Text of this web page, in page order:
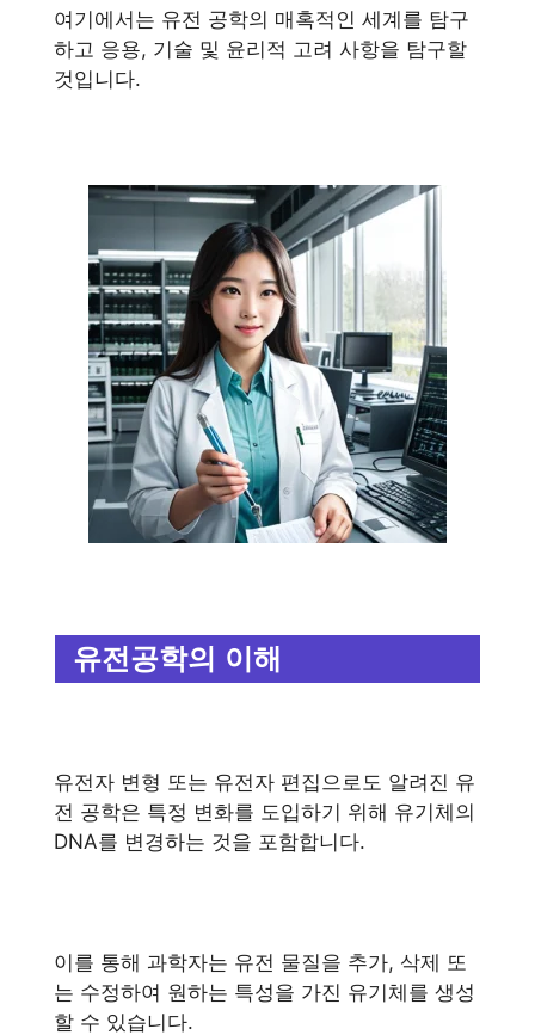
여기에서는 유전 공학의 매혹적인 세계를 탐구
하고 응용, 기술 및 윤리적 고려 사항을 탐구할
것입니다.
유전공학의 이해
유전자 변형 또는 유전자 편집으로도 알려진 유
전 공학은 특정 변화를 도입하기 위해 유기체의
DNA를 변경하는 것을 포함합니다.
이를 통해 과학자는 유전 물질을 추가, 삭제 또
는 수정하여 원하는 특성을 가진 유기체를 생성
할 수 있습니다.